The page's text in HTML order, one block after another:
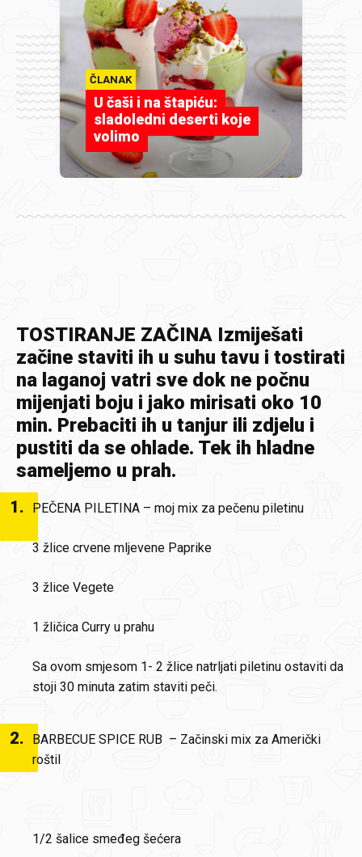
ČLANAK
U čaši i na štapiću:
sladoledni deserti koje
volimo
TOSTIRANJE ZAČINA Izmiješati
začine staviti ih u suhu tavu i tostirati
na laganoj vatri sve dok ne počnu
mijenjati boju i jako mirisati oko 10
min. Prebaciti ih u tanjur ili zdjelu i
pustiti da se ohlade. Tek ih hladne
sameljemo u prah.
1. PEČENA PILETINA – moj mix za pečenu piletinu
3 žlice crvene mljevene Paprike
3 žlice Vegete
1 žličica Curry u prahu
Sa ovom smjesom 1- 2 žlice natrljati piletinu ostaviti da
stoji 30 minuta zatim staviti peči.
2.
BARBECUE SPICE RUB – Začinski mix za Američki
roštil
1/2 šalice smeđeg šećera